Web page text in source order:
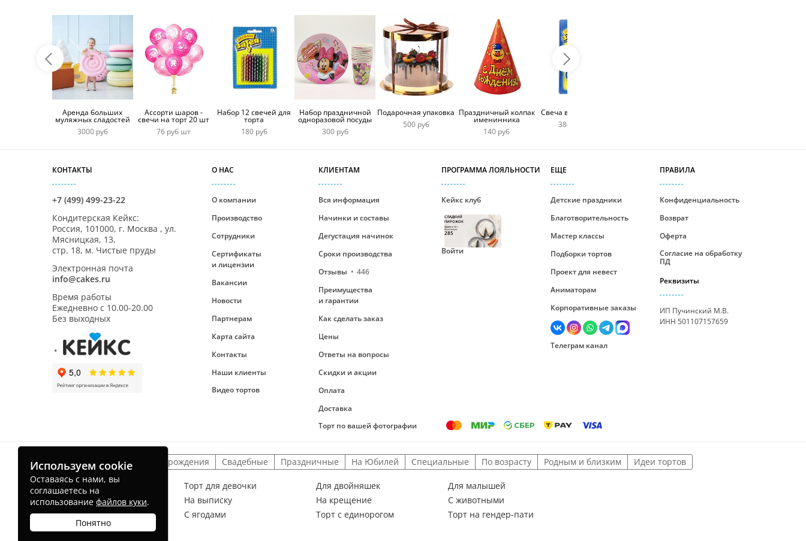
Аренда больших
муляжных сладостей
3000 руб
Ассорти шаров -
свечи на торт 20 шт
76 руб шт
Набор 12 свечей для
торта
180 руб
Набор праздничной
одноразовой посуды
300 руб
Подарочная упаковка
500 руб
Праздничный колпак
именинника
140 руб
Свеча в виде цифры
380 руб шт
КОНТАКТЫ
+7 (499) 499-23-22
Кондитерская Кейкс:
Россия, 101000, г. Москва , ул.
Мясницкая, 13,
стр. 18, м. Чистые пруды
Электронная почта
info@cakes.ru
Время работы
Ежедневно с 10.00-20.00
Без выходных
О НАС
О компании
Производство
Сотрудники
Сертификаты
и лицензии
Вакансии
Новости
Партнерам
Карта сайта
Контакты
Наши клиенты
Видео тортов
КЛИЕНТАМ
Вся информация
Начинки и составы
Дегустация начинок
Сроки производства
Отзывы
446
Преимущества
и гарантии
Как сделать заказ
Цены
Ответы на вопросы
Скидки и акции
Оплата
Доставка
Торт по вашей фотографии
ПРОГРАММА ЛОЯЛЬНОСТИ
Кейкс клуб
СЛАДКИЙ
ПИРОЖОК
Уровень №1
Ваши бонусы
285
Войти
ЕЩЕ
Детские праздники
Благотворительность
Мастер классы
Подборки тортов
Проект для невест
Аниматорам
Корпоративные заказы
Телеграм канал
ПРАВИЛА
Конфиденциальность
Возврат
Оферта
Согласие на обработку
ПД
Реквизиты
ИП Пучинский М.В.
ИНН 501107157659
Детские торты На день рождения Свадебные Праздничные На Юбилей Специальные По возрасту Родным и близким Идеи тортов
Торт для мальчика Торт для девочки Для двойняшек
Для малышей
На рождение ребенка
На выписку На крещение
С животными
Без мастики
С ягодами Торт с единорогом
Торт на гендер-пати
Торт радуга
Используем cookie
Оставаясь с нами, вы
соглашаетесь на
использование файлов куки.
Понятно